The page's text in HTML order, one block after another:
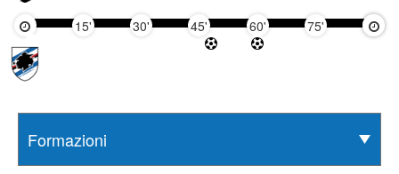
15' 30' 45' 60' 75' 90'